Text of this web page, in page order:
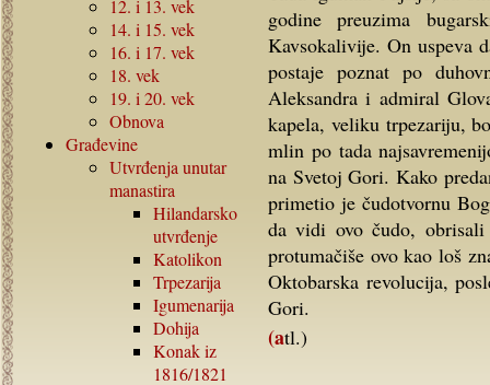
12. i 13. vek
14. i 15. vek
16. i 17. vek
18. vek
19. i 20. vek
Obnova
Građevine
Utvrđenja unutar
manastira
Hilandarsko
utvrđenje
Katolikon
Trpezarija
Igumenarija
Dohija
Konak iz
1816/1821
godine preuzima
Kavsokalivije. On uspeva
postaje poznat po
Aleksandra i admiral
kapela, veliku trpezariju,
mlin po tada
na Svetoj Gori. Kako
primetio je čudotvornu
da vidi ovo čudo,
protumačiše ovo kao loš
Oktobarska revolucija,
Gori.
(atl.)